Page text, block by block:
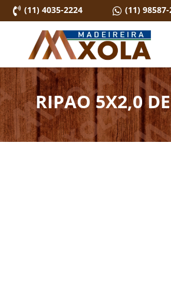
 (11) 4035-2224  (11)
RIPAO 5X2,0